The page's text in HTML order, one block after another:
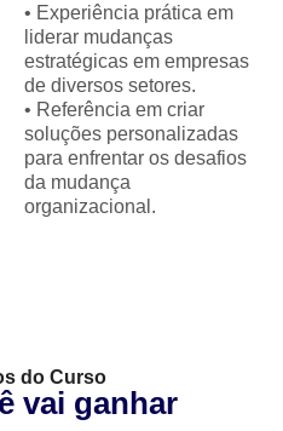
• Experiência prática em
liderar mudanças
estratégicas em empresas
de diversos setores.
• Referência em criar
soluções personalizadas
para enfrentar os desafios
da mudança
organizacional.
do Curso
vai ganhar